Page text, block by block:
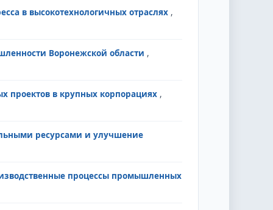
в высокотехнологичных отраслях ,
Воронежской области ,
проектов в крупных корпорациях ,
ресурсами и улучшение
процессы промышленных